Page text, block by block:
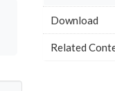
Download
Related